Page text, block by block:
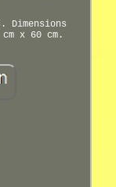
x 60 cm.